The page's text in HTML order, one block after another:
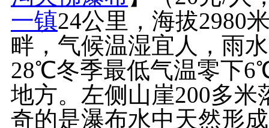
一镇24公里，海拔2980
畔，气候温湿宜人，雨
28℃冬季最低气温零下
地方。左侧山崖200多
奇的是瀑布水中天然形